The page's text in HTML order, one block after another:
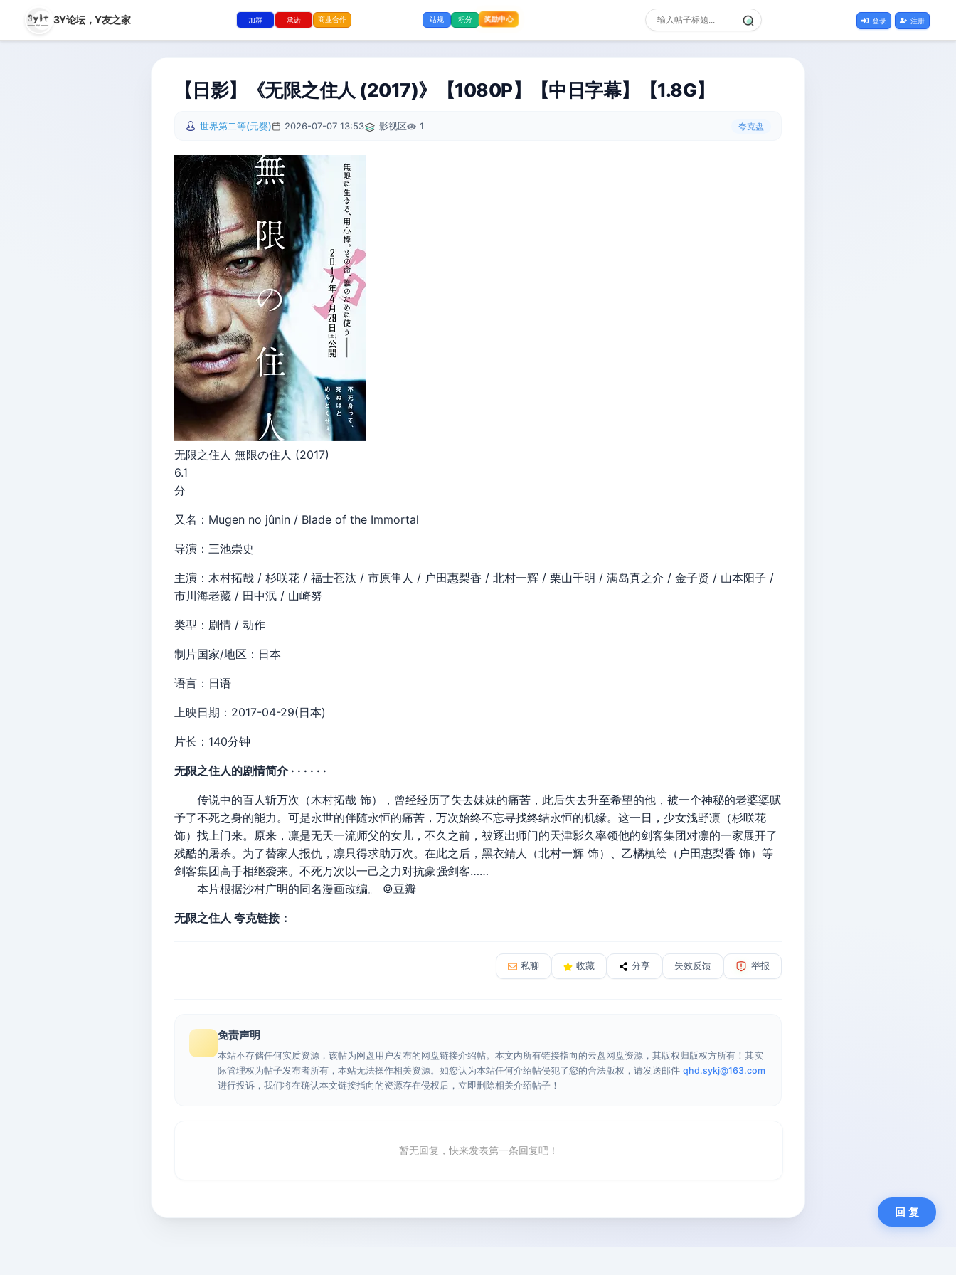
3Y论坛，Y友之家 加群 承诺 商业合作 站规 积分 奖励中心 登录 注册
【日影】《无限之住人 (2017)》【1080P】【中日字幕】【1.8G】
世界第二等(元婴) 2026-07-07 13:53 影视区 1 夸克盘
无限之住人 無限の住人 (2017)
6.1
分
又名：Mugen no jûnin / Blade of the Immortal
导演：三池崇史
主演：木村拓哉 / 杉咲花 / 福士苍汰 / 市原隼人 / 户田惠梨香 / 北村一辉 / 栗山千明 / 满岛真之介 / 金子贤 / 山本阳子 /
市川海老藏 / 田中泯 / 山崎努
类型：剧情 / 动作
制片国家/地区：日本
语言：日语
上映日期：2017-04-29(日本)
片长：140分钟
无限之住人的剧情简介 · · · · · ·
传说中的百人斩万次（木村拓哉 饰），曾经经历了失去妹妹的痛苦，此后失去升至希望的他，被一个神秘的老婆婆赋
予了不死之身的能力。可是永世的伴随永恒的痛苦，万次始终不忘寻找终结永恒的机缘。这一日，少女浅野凛（杉咲花
饰）找上门来。原来，凛是无天一流师父的女儿，不久之前，被逐出师门的天津影久率领他的剑客集团对凛的一家展开了
残酷的屠杀。为了替家人报仇，凛只得求助万次。在此之后，黑衣鲭人（北村一辉 饰）、乙橘槙绘（户田惠梨香 饰）等
剑客集团高手相继袭来。不死万次以一己之力对抗豪强剑客……
本片根据沙村广明的同名漫画改编。 ©豆瓣
无限之住人 夸克链接：
私聊 收藏 分享 失效反馈 举报
免责声明
本站不存储任何实质资源，该帖为网盘用户发布的网盘链接介绍帖。本文内所有链接指向的云盘网盘资源，其版权归版权方所有！其实
际管理权为帖子发布者所有，本站无法操作相关资源。如您认为本站任何介绍帖侵犯了您的合法版权，请发送邮件 qhd.sykj@163.com
进行投诉，我们将在确认本文链接指向的资源存在侵权后，立即删除相关介绍帖子！
暂无回复，快来发表第一条回复吧！
回 复